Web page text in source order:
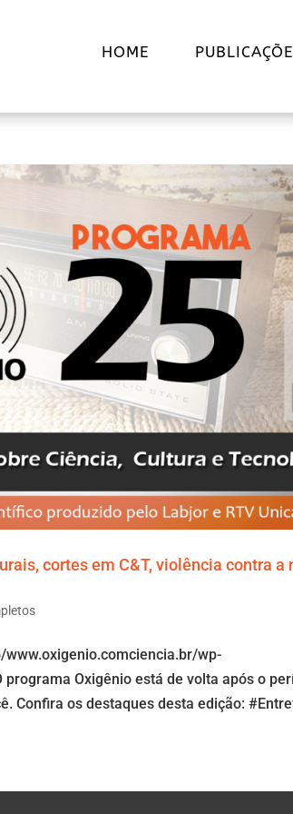
HOME
cortes em C&T, violência contra a
wp-
Oxigênio está de volta após o
Confira os destaques desta edição: